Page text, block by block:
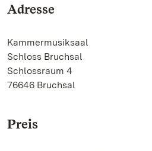
Adresse
Kammermusiksaal
Schloss Bruchsal
Schlossraum 4
76646 Bruchsal
Preis